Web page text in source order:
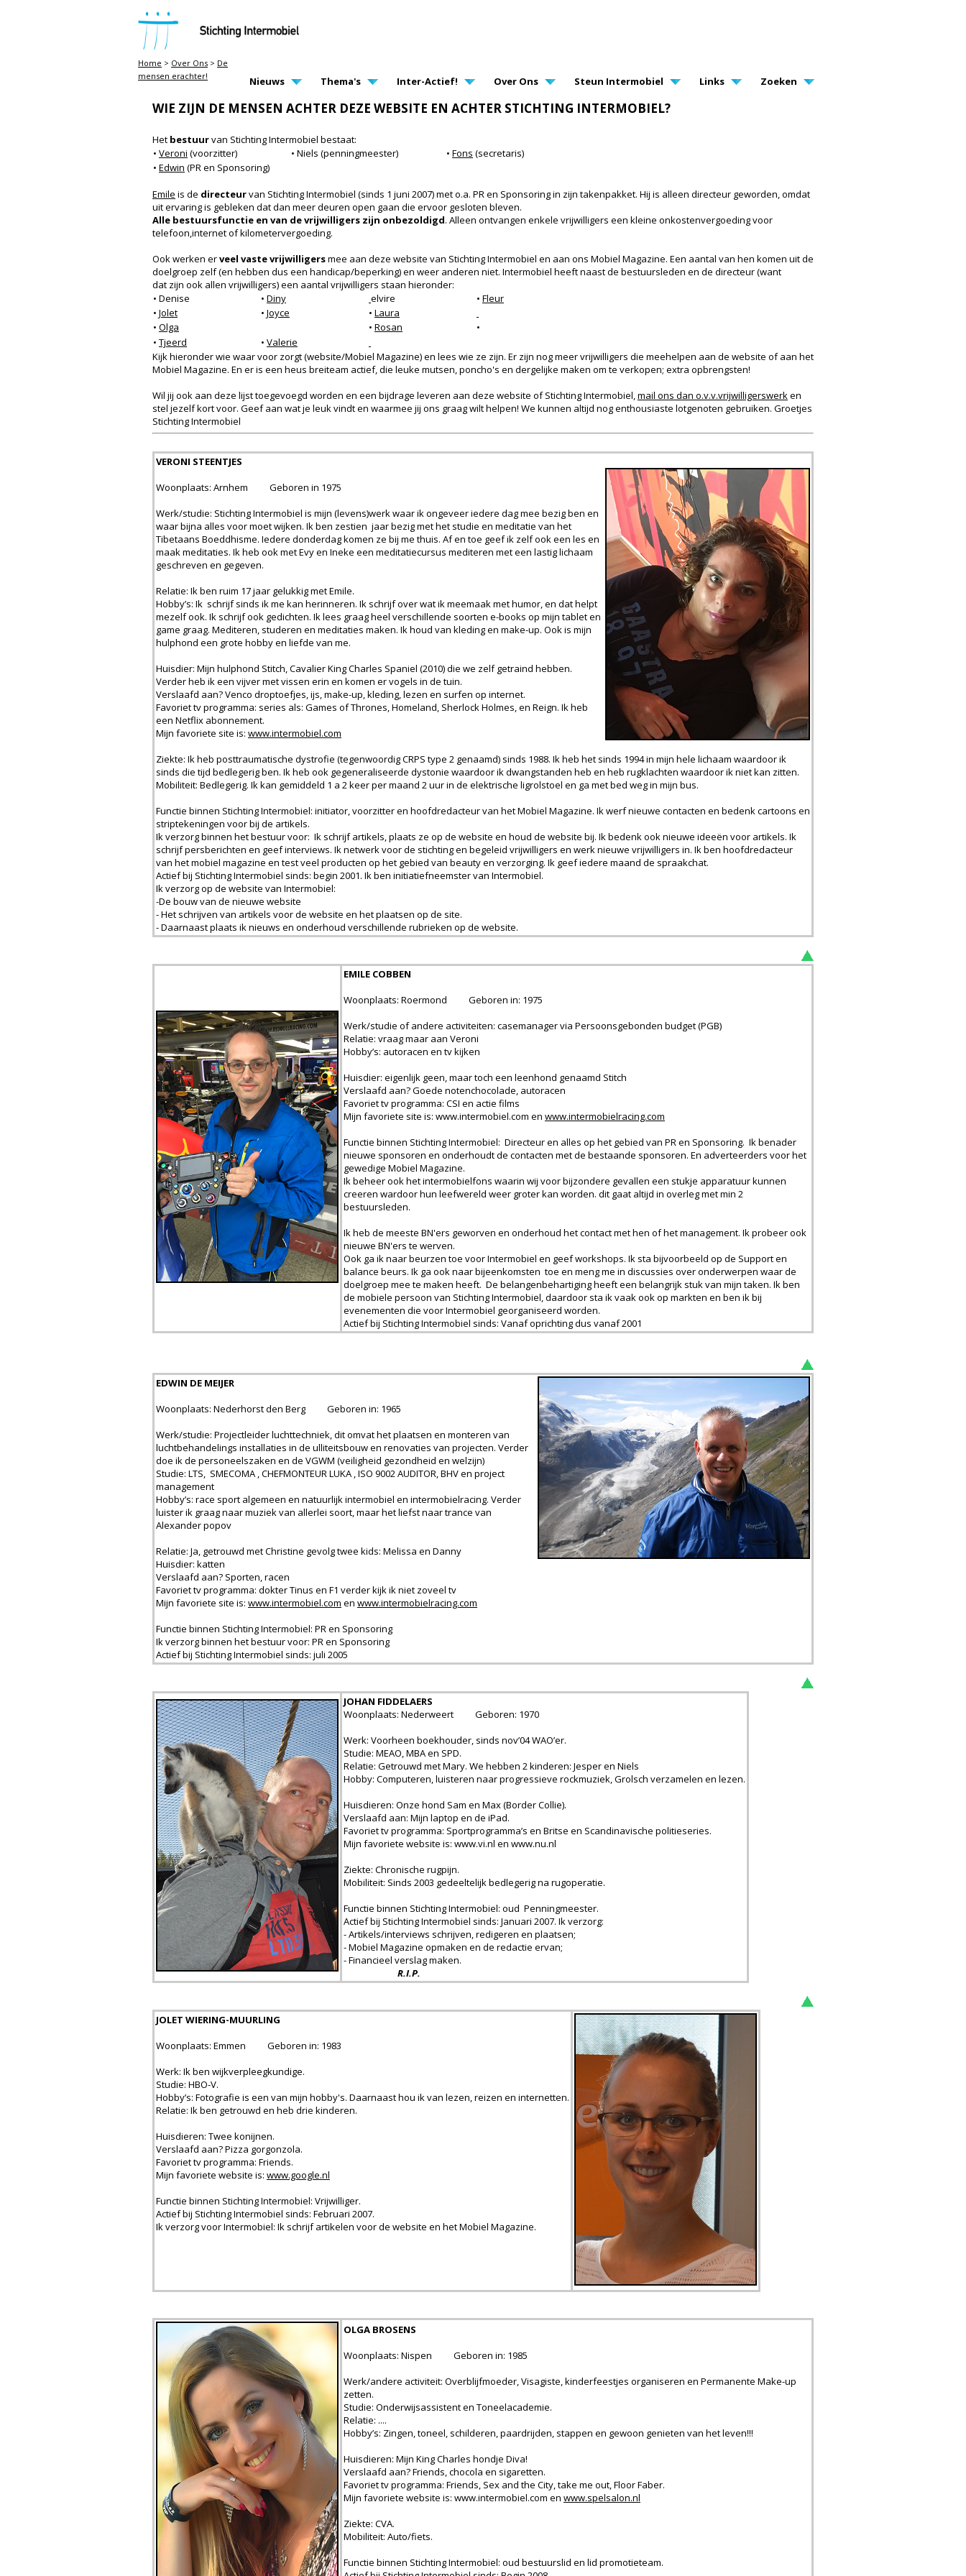
STICHTING INTERMOBIEL
MAIN PAGE NAVIGATION
Nieuws Thema's Inter-Actief! Over Ons Steun Intermobiel Links Zoeken
Home > Over Ons > De
mensen erachter!
DE MENSEN ERACHTER!
WIE ZIJN DE MENSEN ACHTER DEZE WEBSITE EN ACHTER STICHTING INTERMOBIEL?
Het bestuurvan Stichting Intermobiel bestaat:
• Veroni (voorzitter) • Niels (penningmeester) • Fons (secretaris)
• Edwin (PR en Sponsoring)
Emile is de directeurvan Stichting Intermobiel (sinds 1 juni 2007) met o.a. PR en Sponsoring in zijn takenpakket. Hij is alleen directeur geworden, omdat
uit ervaring is gebleken dat dan meer deuren open gaan die ervoor gesloten bleven.
Alle bestuursfunctie en van de vrijwilligers zijn onbezoldigd. Alleen ontvangen enkele vrijwilligers een kleine onkostenvergoeding voor
telefoon,internet of kilometervergoeding.
Ook werken erveel vaste vrijwilligersmee aan deze website van Stichting Intermobiel en aan ons Mobiel Magazine. Een aantal van hen komen uit de
doelgroep zelf (en hebben dus een handicap/beperking) en weer anderen niet. Intermobiel heeft naast de bestuursleden en de directeur (want
dat zijn ook allen vrijwilligers) een aantal vrijwilligers staan hieronder:
• Denise
• Diny elvire • Fleur
• Jolet • Joyce • Laura
• Olga • Rosan
•
• Tjeerd • Valerie
Kijk hieronder wie waar voor zorgt (website/Mobiel Magazine) en lees wie ze zijn. Er zijn nog meer vrijwilligers die meehelpen aan de website of aan het
Mobiel Magazine. En er is een heus breiteam actief, die leuke mutsen, poncho's en dergelijke maken om te verkopen; extra opbrengsten!
Wil jij ook aan deze lijst toegevoegd worden en een bijdrage leveren aan deze website of Stichting Intermobiel,mail ons dan o.v.v.vrijwilligerswerken
stel jezelf kort voor. Geef aan wat je leuk vindt en waarmee jij ons graag wilt helpen! We kunnen altijd nog enthousiaste lotgenoten gebruiken. Groetjes
Stichting Intermobiel
VERONI STEENTJES
Woonplaats: Arnhem Geboren in 1975
Werk/studie: Stichting Intermobiel is mijn (levens)werk waar ik ongeveer iedere dag mee bezig ben en
waar bijna alles voor moet wijken. Ik ben zestien jaar bezig met het studie en meditatie van het
Tibetaans Boeddhisme. Iedere donderdag komen ze bij me thuis. Af en toe geef ik zelf ook een les en
maak meditaties. Ik heb ook met Evy en Ineke een meditatiecursus mediteren met een lastig lichaam
geschreven en gegeven.
Relatie: Ik ben ruim 17 jaar gelukkig met Emile.
Hobby’s: Ik schrijf sinds ik me kan herinneren. Ik schrijf over wat ik meemaak met humor, en dat helpt
mezelf ook. Ik schrijf ook gedichten. Ik lees graag heel verschillende soorten e-books op mijn tablet en
game graag. Mediteren, studeren en meditaties maken. Ik houd van kleding en make-up. Ook is mijn
hulphond een grote hobby en liefde van me.
Huisdier: Mijn hulphond Stitch, Cavalier King Charles Spaniel (2010) die we zelf getraind hebben.
Verder heb ik een vijver met vissen erin en komen er vogels in de tuin.
Verslaafd aan? Venco droptoefjes, ijs, make-up, kleding, lezen en surfen op internet.
Favoriet tv programma: series als: Games of Thrones, Homeland, Sherlock Holmes, en Reign. Ik heb
een Netflix abonnement.
Mijn favoriete site is: www.intermobiel.com
Ziekte: Ik heb posttraumatische dystrofie (tegenwoordig CRPS type 2 genaamd) sinds 1988. Ik heb het sinds 1994 in mijn hele lichaam waardoor ik
sinds die tijd bedlegerig ben. Ik heb ook gegeneraliseerde dystonie waardoor ik dwangstanden heb en heb rugklachten waardoor ik niet kan zitten.
Mobiliteit: Bedlegerig. Ik kan gemiddeld 1 a 2 keer per maand 2 uur in de elektrische ligrolstoel en ga met bed weg in mijn bus.
Functie binnen Stichting Intermobiel: initiator, voorzitter en hoofdredacteur van het Mobiel Magazine. Ik werf nieuwe contacten en bedenk cartoons en
striptekeningen voor bij de artikels.
Ik verzorg binnen het bestuur voor: Ik schrijf artikels, plaats ze op de website en houd de website bij. Ik bedenk ook nieuwe ideeën voor artikels. Ik
schrijf persberichten en geef interviews. Ik netwerk voor de stichting en begeleid vrijwilligers en werk nieuwe vrijwilligers in. Ik ben hoofdredacteur
van het mobiel magazine en test veel producten op het gebied van beauty en verzorging. Ik geef iedere maand de spraakchat.
Actief bij Stichting Intermobiel sinds: begin 2001. Ik ben initiatiefneemster van Intermobiel.
Ik verzorg op de website van Intermobiel:
-De bouw van de nieuwe website
- Het schrijven van artikels voor de website en het plaatsen op de site.
- Daarnaast plaats ik nieuws en onderhoud verschillende rubrieken op de website.
EMILE COBBEN
Woonplaats: Roermond Geboren in: 1975
Werk/studie of andere activiteiten: casemanager via Persoonsgebonden budget (PGB)
Relatie: vraag maar aan Veroni
Hobby’s: autoracen en tv kijken
Huisdier: eigenlijk geen, maar toch een leenhond genaamd Stitch
Verslaafd aan? Goede notenchocolade, autoracen
Favoriet tv programma: CSI en actie films
Mijn favoriete site is: www.intermobiel.com en www.intermobielracing.com
Functie binnen Stichting Intermobiel: Directeur en alles op het gebied van PR en Sponsoring. Ik benader
nieuwe sponsoren en onderhoudt de contacten met de bestaande sponsoren. En adverteerders voor het
gewedige Mobiel Magazine.
Ik beheer ook het intermobielfons waarin wij voor bijzondere gevallen een stukje apparatuur kunnen
creeren wardoor hun leefwereld weer groter kan worden. dit gaat altijd in overleg met min 2
bestuursleden.
Ik heb de meeste BN'ers geworven en onderhoud het contact met hen of het management. Ik probeer ook
nieuwe BN'ers te werven.
Ook ga ik naar beurzen toe voor Intermobiel en geef workshops. Ik sta bijvoorbeeld op de Support en
balance beurs. Ik ga ook naar bijeenkomsten toe en meng me in discussies over onderwerpen waar de
doelgroep mee te maken heeft. De belangenbehartiging heeft een belangrijk stuk van mijn taken. Ik ben
de mobiele persoon van Stichting Intermobiel, daardoor sta ik vaak ook op markten en ben ik bij
evenementen die voor Intermobiel georganiseerd worden.
Actief bij Stichting Intermobiel sinds: Vanaf oprichting dus vanaf 2001
EDWIN DE MEIJER
Woonplaats: Nederhorst den Berg Geboren in: 1965
Werk/studie: Projectleider luchttechniek, dit omvat het plaatsen en monteren van
luchtbehandelings installaties in de ulliteitsbouw en renovaties van projecten. Verder
doe ik de personeelszaken en de VGWM (veiligheid gezondheid en welzijn)
Studie: LTS, SMECOMA , CHEFMONTEUR LUKA , ISO 9002 AUDITOR, BHV en project
management
Hobby’s: race sport algemeen en natuurlijk intermobiel en intermobielracing. Verder
luister ik graag naar muziek van allerlei soort, maar het liefst naar trance van
Alexander popov
Relatie: Ja, getrouwd met Christine gevolg twee kids: Melissa en Danny
Huisdier: katten
Verslaafd aan? Sporten, racen
Favoriet tv programma: dokter Tinus en F1 verder kijk ik niet zoveel tv
Mijn favoriete site is: www.intermobiel.com en www.intermobielracing.com
Functie binnen Stichting Intermobiel: PR en Sponsoring
Ik verzorg binnen het bestuur voor: PR en Sponsoring
Actief bij Stichting Intermobiel sinds: juli 2005
JOHAN FIDDELAERS
Woonplaats: Nederweert Geboren: 1970
Werk: Voorheen boekhouder, sinds nov’04 WAO’er.
Studie: MEAO, MBA en SPD.
Relatie: Getrouwd met Mary. We hebben 2 kinderen: Jesper en Niels
Hobby: Computeren, luisteren naar progressieve rockmuziek, Grolsch verzamelen en lezen.
Huisdieren: Onze hond Sam en Max (Border Collie).
Verslaafd aan: Mijn laptop en de iPad.
Favoriet tv programma: Sportprogramma’s en Britse en Scandinavische politieseries.
Mijn favoriete website is: www.vi.nl en www.nu.nl
Ziekte: Chronische rugpijn.
Mobiliteit: Sinds 2003 gedeeltelijk bedlegerig na rugoperatie.
Functie binnen Stichting Intermobiel: oud Penningmeester.
Actief bij Stichting Intermobiel sinds: Januari 2007. Ik verzorg:
- Artikels/interviews schrijven, redigeren en plaatsen;
- Mobiel Magazine opmaken en de redactie ervan;
- Financieel verslag maken.
R.I.P.
JOLET WIERING-MUURLING
Woonplaats: Emmen Geboren in: 1983
Werk: Ik ben wijkverpleegkundige.
Studie: HBO-V.
Hobby’s: Fotografie is een van mijn hobby's. Daarnaast hou ik van lezen, reizen en internetten.
Relatie: Ik ben getrouwd en heb drie kinderen.
Huisdieren: Twee konijnen.
Verslaafd aan? Pizza gorgonzola.
Favoriet tv programma: Friends.
Mijn favoriete website is: www.google.nl
Functie binnen Stichting Intermobiel: Vrijwilliger.
Actief bij Stichting Intermobiel sinds: Februari 2007.
Ik verzorg voor Intermobiel: Ik schrijf artikelen voor de website en het Mobiel Magazine.
OLGA BROSENS
Woonplaats: Nispen Geboren in: 1985
Werk/andere activiteit: Overblijfmoeder, Visagiste, kinderfeestjes organiseren en Permanente Make-up
zetten.
Studie: Onderwijsassistent en Toneelacademie.
Relatie: ....
Hobby’s: Zingen, toneel, schilderen, paardrijden, stappen en gewoon genieten van het leven!!!
Huisdieren: Mijn King Charles hondje Diva!
Verslaafd aan? Friends, chocola en sigaretten.
Favoriet tv programma: Friends, Sex and the City, take me out, Floor Faber.
Mijn favoriete website is: www.intermobiel.com en www.spelsalon.nl
Ziekte: CVA.
Mobiliteit: Auto/fiets.
Functie binnen Stichting Intermobiel: oud bestuurslid en lid promotieteam.